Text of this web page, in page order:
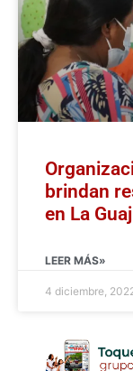
brindan
en La
LEER MÁS»
4 diciembre,